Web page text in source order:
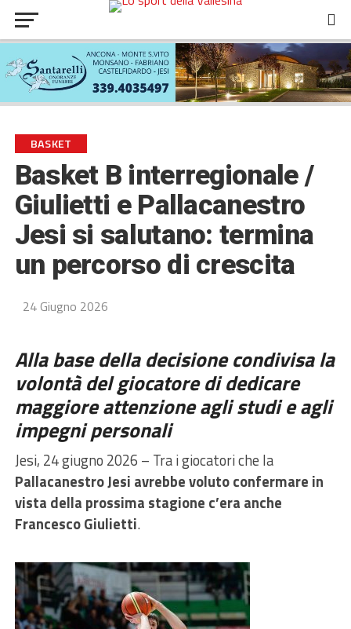
BASKET
Basket B interregionale /
Giulietti e Pallacanestro
Jesi si salutano: termina
un percorso di crescita
24 Giugno 2026
Alla base della decisione condivisa la
volontà del giocatore di dedicare
maggiore attenzione aglistudi e agli
impegni personali
Jesi, 24 giugno 2026 – Tra i giocatori che la
Pallacanestro Jesi avrebbe voluto confermare in
vista della prossima stagione c’era anche
Francesco Giulietti.